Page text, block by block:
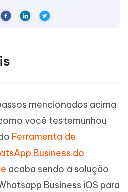
mencionados acima
você testemunhou
Ferramenta de
Business do
acaba sendo a solução
Business iOS para